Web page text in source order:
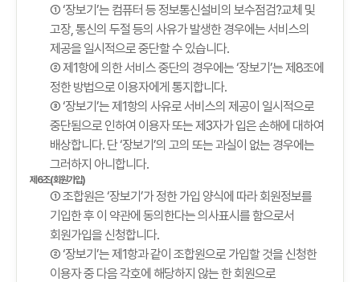
① ‘장보기’는 컴퓨터 등 정보통신설비의 보수점검?교체 및
고장, 통신의 두절 등의 사유가 발생한 경우에는 서비스의
제공을 일시적으로 중단할 수 있습니다.
② 제1항에 의한 서비스 중단의 경우에는 ‘장보기’는 제8조에
정한 방법으로 이용자에게 통지합니다.
③ ‘장보기’는 제1항의 사유로 서비스의 제공이 일시적으로
중단됨으로 인하여 이용자 또는 제3자가 입은 손해에 대하여
배상합니다. 단 ‘장보기’의 고의 또는 과실이 없는 경우에는
그러하지 아니합니다.
제6조(회원가입)
① 조합원은 ‘장보기’가 정한 가입 양식에 따라 회원정보를
기입한 후 이 약관에 동의한다는 의사표시를 함으로서
회원가입을 신청합니다.
② ‘장보기’는 제1항과 같이 조합원으로 가입할 것을 신청한
이용자 중 다음 각호에 해당하지 않는 한 회원으로